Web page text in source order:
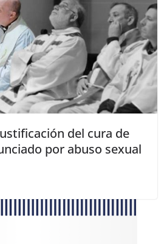
del cura de
por abuso sexual